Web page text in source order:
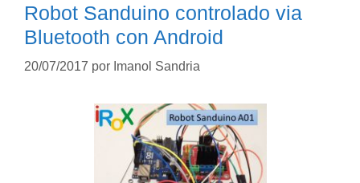
Robot Sanduino controlado via
Bluetooth con Android
20/07/2017 por Imanol Sandria